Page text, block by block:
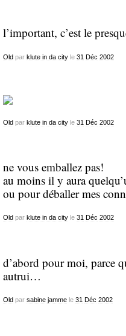
l’important, c’est le
Oldpar klute in da cityle 31 Déc 2002
Oldpar klute in da cityle 31 Déc 2002
ne vous emballez pas!
au moins il y aura
ou pour déballer mes
Old par klute in da cityle 31 Déc 2002
d’abord pour moi, parce
autrui…
Old par sabine jammele 31 Déc 2002